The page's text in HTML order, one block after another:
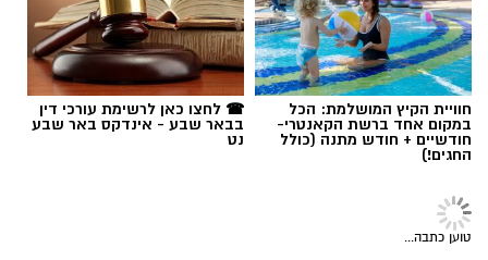
תגים:משטרה
חוויית הקיץ המושלמת: הכל
במקום אחד ברשת הקאנטרי-
חודשיים + חודש מתנה (כולל
החגים!)
☎ לחצו כאן לרשימת עורכי דין
בבאר שבע - אינדקס באר שבע
נט
חדשות